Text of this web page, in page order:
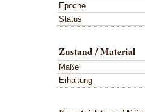
Epoche
Status
Zustand / Material
Maße
Erhaltung